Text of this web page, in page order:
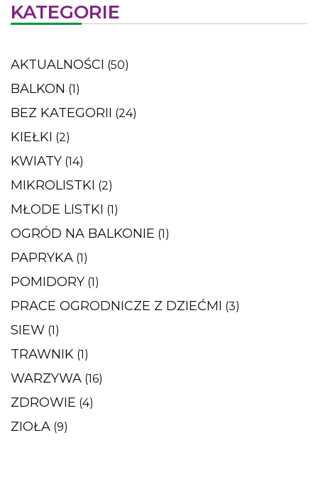
KATEGORIE
AKTUALNOŚCI (50)
BALKON (1)
BEZ KATEGORII (24)
KIEŁKI (2)
KWIATY (14)
MIKROLISTKI (2)
MŁODE LISTKI (1)
OGRÓD NA BALKONIE (1)
PAPRYKA (1)
POMIDORY (1)
PRACE OGRODNICZE Z DZIEĆMI (3)
SIEW (1)
TRAWNIK (1)
WARZYWA (16)
ZDROWIE (4)
ZIOŁA (9)